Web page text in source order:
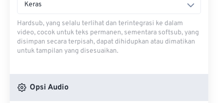
Keras
Hardsub, yang selalu terlihat dan terintegrasi ke dalam
video, cocok untuk teks permanen, sementara softsub, yang
disimpan secara terpisah, dapat dihidupkan atau dimatikan
untuk tampilan yang disesuaikan.
Opsi Audio